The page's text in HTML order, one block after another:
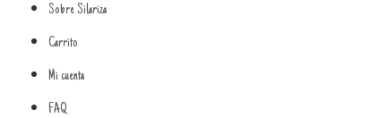
Sobre Silariza
Carrito
Mi cuenta
FAQ